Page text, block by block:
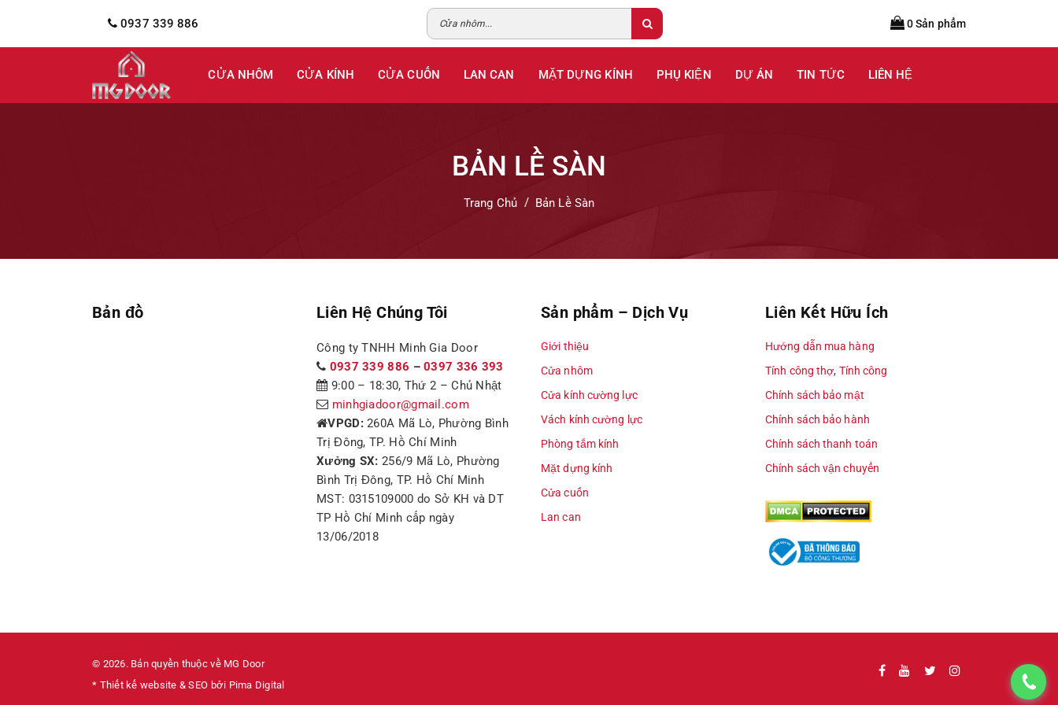
0937 339 886 0 Sản phẩm
CỬA NHÔM CỬA KÍNH CỬA CUỐN LAN CAN MẶT DỰNG KÍNH PHỤ KIỆN DỰ ÁN TIN TỨC LIÊN HỆ
BẢN LỀ SÀN
Trang Chủ Bản Lề Sàn
Bản đồ Liên Hệ Chúng Tôi
Công ty TNHH Minh Gia Door
0937 339 886 –0397 336 393
9:00 – 18:30, Thứ 2 – Chủ Nhật
minhgiadoor@gmail.com
VPGD:260A Mã Lò, Phường Bình
Trị Đông, TP. Hồ Chí Minh
Xưởng SX: 256/9 Mã Lò, Phường
Bình Trị Đông, TP. Hồ Chí Minh
MST: 0315109000 do Sở KH và DT
TP Hồ Chí Minh cấp ngày
13/06/2018
Sản phẩm – Dịch Vụ
Giới thiệu
Cửa nhôm
Cửa kính cường lực
Vách kính cường lực
Phòng tắm kính
Mặt dựng kính
Cửa cuốn
Lan can
Liên Kết Hữu Ích
Hướng dẫn mua hàng
Tính công thợ, Tính công
Chính sách bảo mật
Chính sách bảo hành
Chính sách thanh toán
Chính sách vận chuyển
© 2026. Bản quyền thuộc về MG Door
* Thiết kế website & SEO bởi Pima Digital